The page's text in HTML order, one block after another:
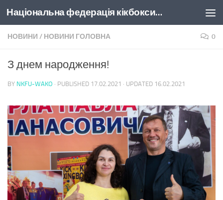
Skip to content Національна федерація кікбоксингу України
НОВИНИ / НОВИНИ ГОЛОВНА 0
З днем народження!
BY NKFU-WAKO · PUBLISHED 17.02.2021 · UPDATED 16.02.2021